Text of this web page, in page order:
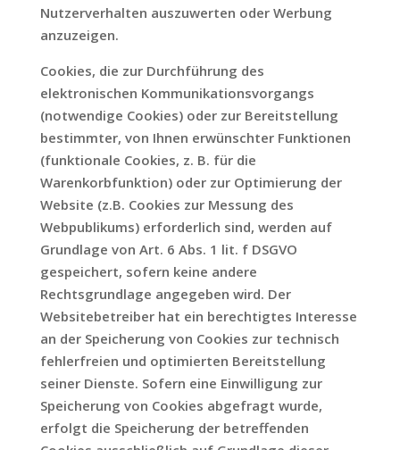
Nutzerverhalten auszuwerten oder Werbung
anzuzeigen.
Cookies, die zur Durchführung des
elektronischen Kommunikationsvorgangs
(notwendige Cookies) oder zur Bereitstellung
bestimmter, von Ihnen erwünschter Funktionen
(funktionale Cookies, z. B. für die
Warenkorbfunktion) oder zur Optimierung der
Website (z.B. Cookies zur Messung des
Webpublikums) erforderlich sind, werden auf
Grundlage von Art. 6 Abs. 1 lit. f DSGVO
gespeichert, sofern keine andere
Rechtsgrundlage angegeben wird. Der
Websitebetreiber hat ein berechtigtes Interesse
an der Speicherung von Cookies zur technisch
fehlerfreien und optimierten Bereitstellung
seiner Dienste. Sofern eine Einwilligung zur
Speicherung von Cookies abgefragt wurde,
erfolgt die Speicherung der betreffenden